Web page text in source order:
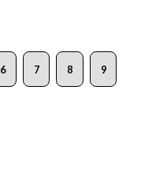
6 7 8 9